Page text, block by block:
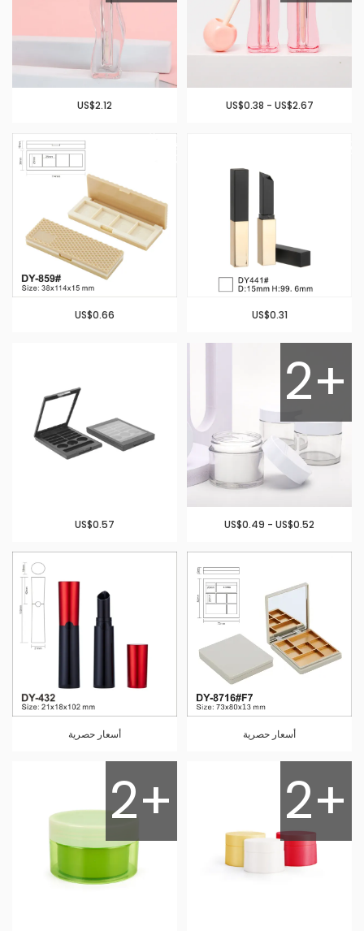
US$0.38 - US$2.67
US$2.12
US$0.31
US$0.66
2+
US$0.49 - US$0.52
US$0.57
أسعار حصرية أسعار حصرية
2+
2+